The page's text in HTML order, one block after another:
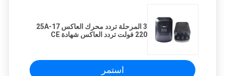
3 المرحلة تردد محرك العاكس 17-25A
220 فولت تردد العاكس شهادة CE
استمر